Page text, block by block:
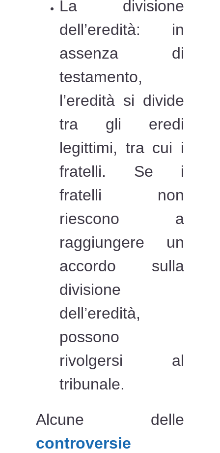
La divisione
dell’eredità: in
assenza di
testamento,
l’eredità si divide
tra gli eredi
legittimi, tra cui i
fratelli. Se i
fratelli non
riescono a
raggiungere un
accordo sulla
divisione
dell’eredità,
possono
rivolgersi al
tribunale.
Alcune delle
controversie